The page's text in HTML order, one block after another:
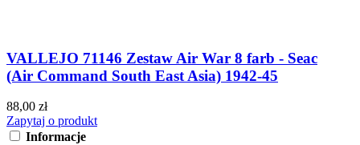
VALLEJO 71146 Zestaw Air War 8 farb - Seac
(Air Command South East Asia) 1942-45
88,00 zł
Zapytaj o produkt
Informacje